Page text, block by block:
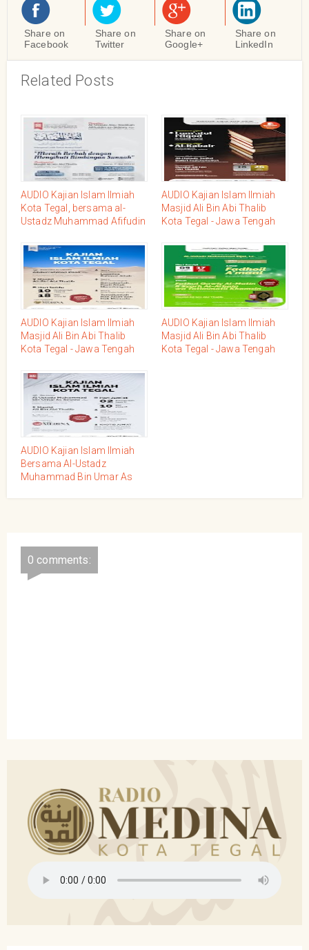
Share on
Facebook
Share on
Twitter
Share on
Google+
Share on
LinkedIn
Related Posts
AUDIO Kajian Islam Ilmiah
Kota Tegal, bersama al-
Ustadz Muhammad Afifudin
Dzulqo'dah 1445 / 31 Mei
2024
AUDIO Kajian Islam Ilmiah
Masjid Ali Bin Abi Thalib
Kota Tegal - Jawa Tengah
Bahri Hafidzahullah, Ahad
18 Dzulqo'dah 1445 / 26 Mei
2024
AUDIO Kajian Islam Ilmiah
Masjid Ali Bin Abi Thalib
Kota Tegal - Jawa Tengah
Abdurrahman Poso
Hafidzahullah, Jum'at 10
Dzulqo'dah 1445 / 18 Mei
2024
AUDIO Kajian Islam Ilmiah
Masjid Ali Bin Abi Thalib
Kota Tegal - Jawa Tengah
AUDIO Kajian Islam Ilmiah
Bersama Al-Ustadz
Muhammad Bin Umar As
0 comments: